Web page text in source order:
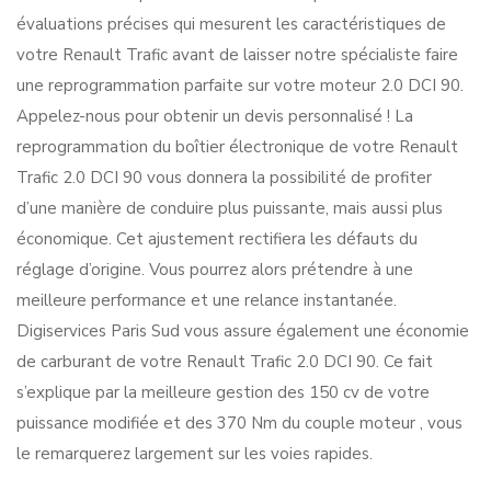
évaluations précises qui mesurent les caractéristiques de
votre Renault Trafic avant de laisser notre spécialiste faire
une reprogrammation parfaite sur votre moteur 2.0 DCI 90.
Appelez-nous pour obtenir un devis personnalisé ! La
reprogrammation du boîtier électronique de votre Renault
Trafic 2.0 DCI 90 vous donnera la possibilité de profiter
d’une manière de conduire plus puissante, mais aussi plus
économique. Cet ajustement rectifiera les défauts du
réglage d’origine. Vous pourrez alors prétendre à une
meilleure performance et une relance instantanée.
Digiservices Paris Sud vous assure également une économie
de carburant de votre Renault Trafic 2.0 DCI 90. Ce fait
s’explique par la meilleure gestion des 150 cv de votre
puissance modifiée et des 370 Nm du couple moteur , vous
le remarquerez largement sur les voies rapides.